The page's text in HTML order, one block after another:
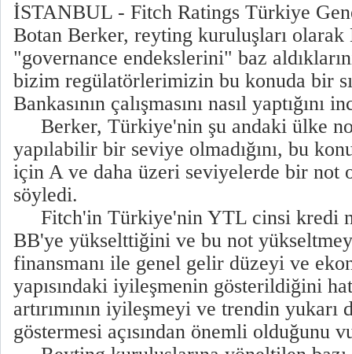
İSTANBUL - Fitch Ratings Türkiye
Botan Berker, reyting kuruluşları olarak
"governance endekslerini" baz
bizim regülatörlerimizin bu konuda bir
Bankasının çalışmasını nasıl yaptığını
Berker, Türkiye'nin şu andaki ülke
yapılabilir bir seviye olmadığını, bu
için A ve daha üzeri seviyelerde bir not
söyledi.
Fitch'in Türkiye'nin YTL cinsi kredi
BB'ye yükselttiğini ve bu not
finansmanı ile genel gelir düzeyi ve
yapısındaki iyileşmenin gösterildiğini
artırımının iyileşmeyi ve trendin yukarı
göstermesi açısından önemli olduğunu